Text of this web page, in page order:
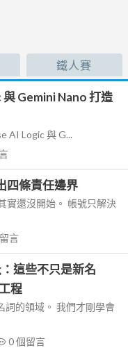
鐵人賽
Gemini Nano 打造
AI Logic 與 G...
四條責任邊界
實還沒開始。 帳號只解決
言
這些不只是新名
程
的領域。 我們才剛學會
0個留言